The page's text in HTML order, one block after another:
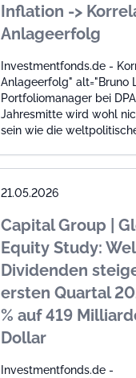
Inflation ->
Anlageerfolg
Investmentfonds.de -
Anlageerfolg" alt="Bruno
Portfoliomanager bei
Jahresmitte wird wohl
sein wie die
21.05.2026
Capital Group |
Equity Study:
Dividenden
ersten Quartal
% auf 419
Dollar
Investmentfonds.de -